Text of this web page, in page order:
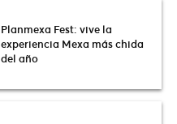
Planmexa Fest: vive la
experiencia Mexa más chida
del año